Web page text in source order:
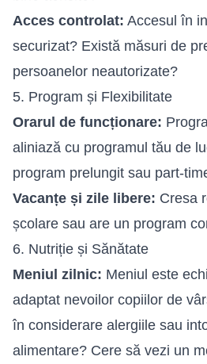
Acces controlat: Accesul în
securizat? Există măsuri de
persoanelor neautorizate?
5. Program și Flexibilitate
Orarul de funcționare:
aliniază cu programul tău de
program prelungit sau part-
Vacanțe și zile libere: Cresa
școlare sau are un program
6. Nutriție și Sănătate
Meniul zilnic: Meniul este
adaptat nevoilor copiilor de
în considerare alergiile sau
alimentare? Cere să vezi un